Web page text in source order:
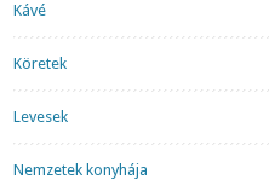
Kávé
Köretek
Levesek
Nemzetek konyhája